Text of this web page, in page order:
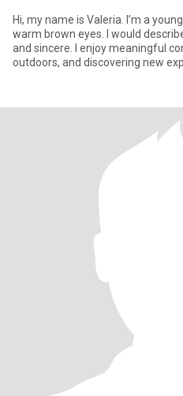
Hi, my name is Valeria. I’m a
warm brown eyes. I would
and sincere. I enjoy meaningful
outdoors, and discovering new